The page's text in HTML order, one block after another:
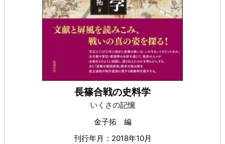
長篠合戦の史料学
いくさの記憶
金子拓 編
刊行年月：2018年10月